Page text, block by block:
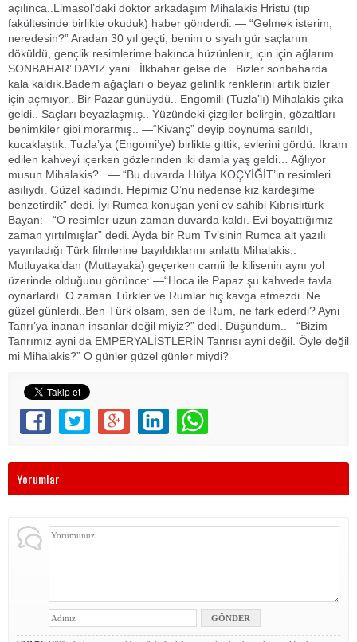
açılınca..Limasol’daki doktor arkadaşım Mihalakis Hristu (tıp
fakültesinde birlikte okuduk) haber gönderdi: — “Gelmek isterim,
neredesin?” Aradan 30 yıl geçti, benim o siyah gür saçlarım
döküldü, gençlik resimlerime bakınca hüzünlenir, için için ağlarım.
SONBAHAR’ DAYIZ yani.. İlkbahar gelse de...Bizler sonbaharda
kala kaldık.Badem ağaçları o beyaz gelinlik renklerini artık bizler
için açmıyor.. Bir Pazar günüydü.. Engomili (Tuzla’lı) Mihalakis çıka
geldi.. Saçları beyazlaşmış.. Yüzündeki çizgiler belirgin, gözaltları
benimkiler gibi morarmış.. —“Kivanç” deyip boynuma sarıldı,
kucaklaştık. Tuzla’ya (Engomi’ye) birlikte gittik, evlerini gördü. İkram
edilen kahveyi içerken gözlerinden iki damla yaş geldi… Ağlıyor
musun Mihalakis?.. — “Bu duvarda Hülya KOÇYİĞİT’in resimleri
asılıydı. Güzel kadındı. Hepimiz O’nu nedense kız kardeşime
benzetirdik” dedi. İyi Rumca konuşan yeni ev sahibi Kıbrıslıtürk
Bayan: –“O resimler uzun zaman duvarda kaldı. Evi boyattığımız
zaman yırtılmışlar” dedi. Ayda bir Rum Tv’sinin Rumca alt yazılı
yayınladığı Türk filmlerine bayıldıklarını anlattı Mihalakis..
Mutluyaka’dan (Muttayaka) geçerken camii ile kilisenin aynı yol
üzerinde olduğunu görünce: —“Hoca ile Papaz şu kahvede tavla
oynarlardı. O zaman Türkler ve Rumlar hiç kavga etmezdi. Ne
güzel günlerdi..Ben Türk olsam, sen de Rum, ne fark ederdi? Ayni
Tanrı’ya inanan insanlar değil miyiz?” dedi. Düşündüm.. –“Bizim
Tanrımız ayni da EMPERYALİSTLERİN Tanrısı ayni değil. Öyle değil
mi Mihalakis?” O günler güzel günler miydi?
Yorumlar